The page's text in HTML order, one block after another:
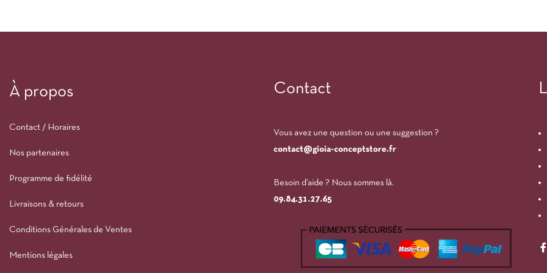
À propos
Contact / Horaires
Nos partenaires
Programme de fidélité
Livraisons & retours
Conditions Générales de Ventes
Mentions légales
Contact
Vous avez une question ou une suggestion ?
contact@gioia-conceptstore.fr
Besoin d’aide ? Nous sommes là.
09.84.31.27.65